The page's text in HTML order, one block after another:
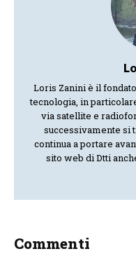
Loris Zanini è il
tecnologia, in
via satellite e
successivamente si
continua a portare
sito web di Dtti
Commenti